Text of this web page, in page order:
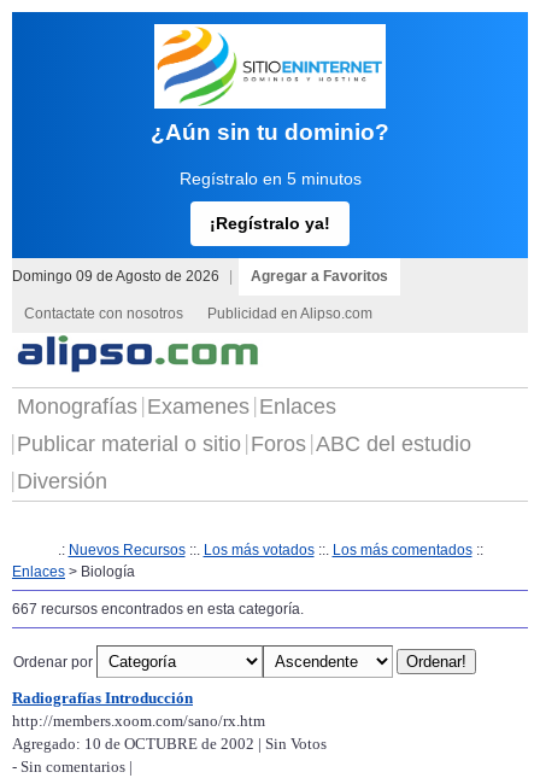
¿Aún sin tu dominio?
Regístralo en 5 minutos
¡Regístralo ya!
Domingo 09 de Agosto de 2026 Agregar a Favoritos
Contactate con nosotros Publicidad en Alipso.com
Monografías Examenes Enlaces
Publicar material o sitio Foros ABC del estudio
Diversión
.: Nuevos Recursos::. Los más votados::. Los más comentados::
Enlaces > Biología
667 recursos encontrados en esta categoría.
Ordenar por
Radiografías Introducción
http://members.xoom.com/sano/rx.htm
Agregado: 10 de OCTUBRE de 2002 | Sin Votos
- Sin comentarios |